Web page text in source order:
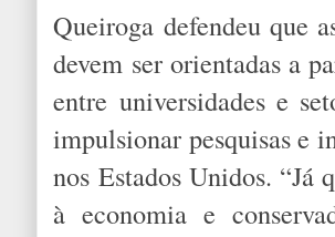
Queiroga defendeu que
devem ser orientadas a
entre universidades e
impulsionar pesquisas e
nos Estados Unidos. “Já
à economia e